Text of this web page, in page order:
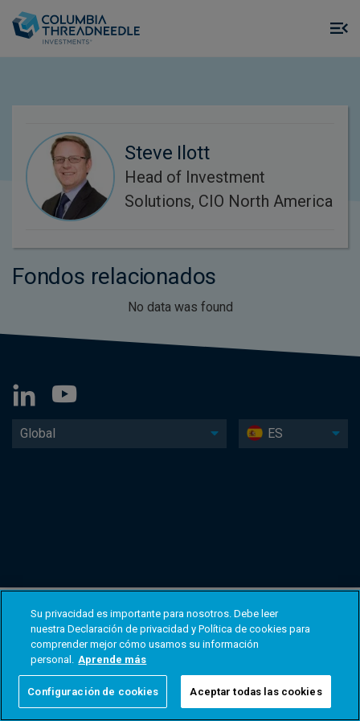
Steve Ilott
Head of Investment
Solutions, CIO North America
Fondos relacionados
No data was found
Global ES
Su privacidad es importante para nosotros. Debe leer
nuestra Declaración de privacidad y Política de cookies para
comprender mejor cómo usamos su información
personal. Aprende más
Configuración de cookies Aceptar todas las cookies